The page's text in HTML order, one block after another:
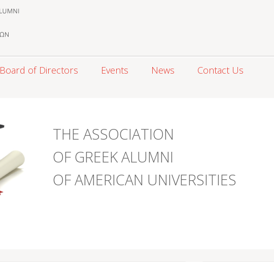
Board of Directors Events News Contact Us
THE ASSOCIATION
OF GREEK ALUMNI
OF AMERICAN UNIVERSITIES